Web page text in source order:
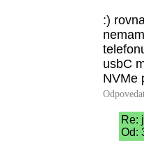
:)
usbC
NVMe
Re:
Od: